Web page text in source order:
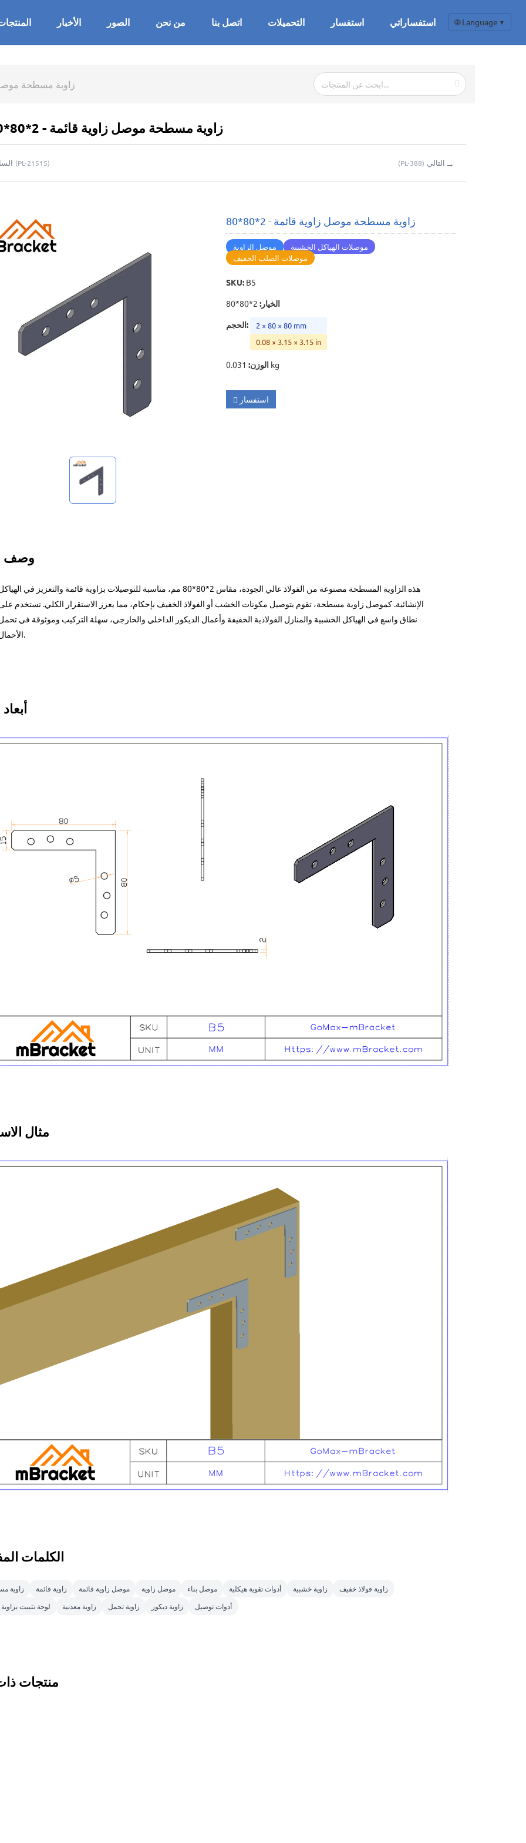
الأخبار الصور من نحن اتصل بنا التحميلات استفسار استفساراتي 🌐 Language ▼
زاوية مسطحة موصل
B5 زاوية مسطحة موصل زاوية قائمة - 2*80*80
(PL-21515) (PL-388) التالي →
زاوية مسطحة موصل زاوية قائمة - 2*80*80
موصل الزاوية
موصلات الهياكل الخشبية
موصلات الصلب الخفيف
SKU: B5
الخيار :
2*80*80
الحجم:
2 × 80 × 80 mm
0.08 × 3.15 × 3.15 in
الوزن: 0.031 kg
استفسار
وصف
هذه الزاوية المسطحة مصنوعة من الفولاذ عالي الجودة، مقاس 2*80*80 مم، مناسبة للتوصيلات بزاوية قائمة والتعزيز في
الإنشائية. كموصل زاوية مسطحة، تقوم بتوصيل مكونات الخشب أو الفولاذ الخفيف بإحكام، مما يعزز الاستقرار الكلي. تستخدم
نطاق واسع في الهياكل الخشبية والمنازل الفولاذية الخفيفة وأعمال الديكور الداخلي والخارجي، سهلة التركيب وموثوقة في
الأحمال.
مثال
الكلمات
زاوية زاوية قائمة موصل زاوية قائمة موصل زاوية موصل بناء أدوات تقوية هيكلية زاوية خشبية
زاوية فولاذ خفيف
لوحة تثبيت
زاوية معدنية زاوية تحمل زاوية ديكور أدوات توصيل
منتجات